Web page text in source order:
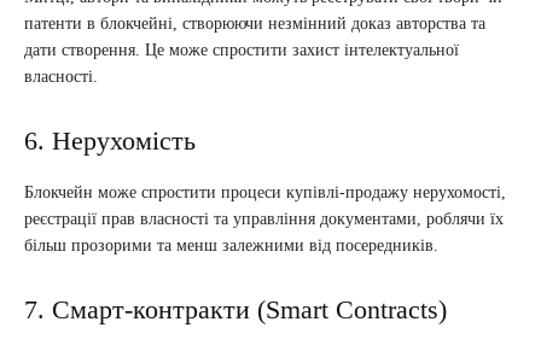
патенти в блокчейні, створюючи незмінний доказ авторства та
дати створення. Це може спростити захист інтелектуальної
власності.
6. Нерухомість
Блокчейн може спростити процеси купівлі-продажу нерухомості,
реєстрації прав власності та управління документами, роблячи їх
більш прозорими та менш залежними від посередників.
7. Смарт-контракти (Smart Contracts)